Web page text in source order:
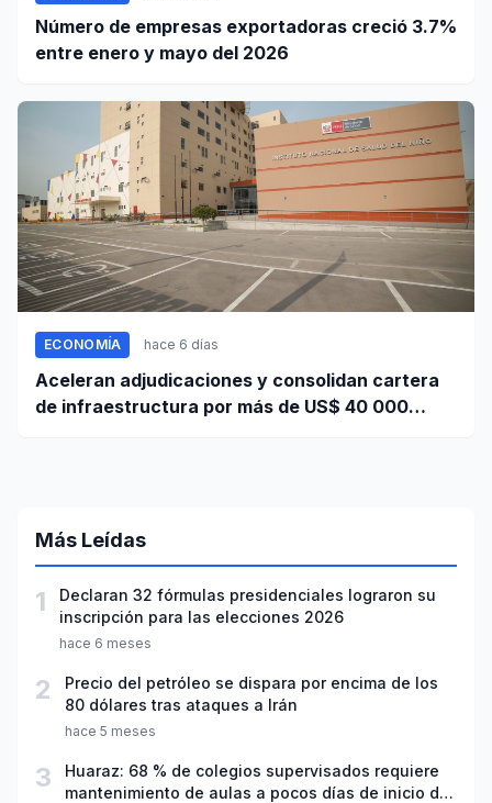
Número de empresas exportadoras creció 3.7%
entre enero y mayo del 2026
ECONOMÍA hace 6 días
Aceleran adjudicaciones y consolidan cartera
de infraestructura por más de US$ 40 000
Más Leídas
1
Declaran 32 fórmulas presidenciales lograron su
inscripción para las elecciones 2026
hace 6 meses
2
Precio del petróleo se dispara por encima de los
80 dólares tras ataques a Irán
hace 5 meses
3
Huaraz: 68 % de colegios supervisados requiere
mantenimiento de aulas a pocos días de inicio del